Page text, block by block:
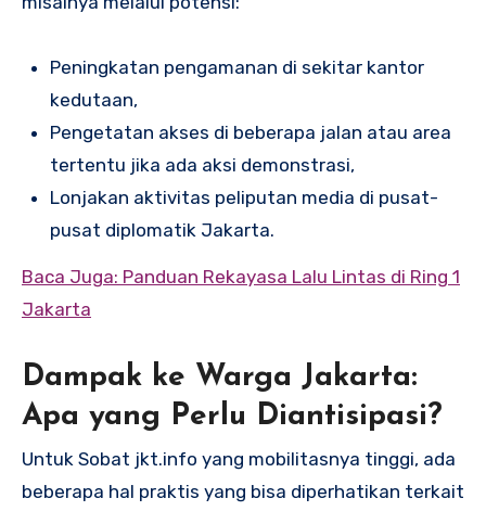
Peningkatan pengamanan di sekitar kantor
kedutaan,
Pengetatan akses di beberapa jalan atau area
tertentu jika ada aksi demonstrasi,
Lonjakan aktivitas peliputan media di pusat-
pusat diplomatik Jakarta.
Baca Juga: Panduan Rekayasa Lalu Lintas di Ring 1
Jakarta
Dampak ke Warga Jakarta:
Apa yang Perlu Diantisipasi?
Untuk Sobat jkt.info yang mobilitasnya tinggi, ada
beberapa hal praktis yang bisa diperhatikan terkait